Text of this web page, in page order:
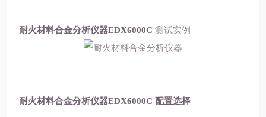
耐火材料合金分析仪器EDX6000C 测试实例
耐火材料合金分析仪器EDX6000C 配置选择